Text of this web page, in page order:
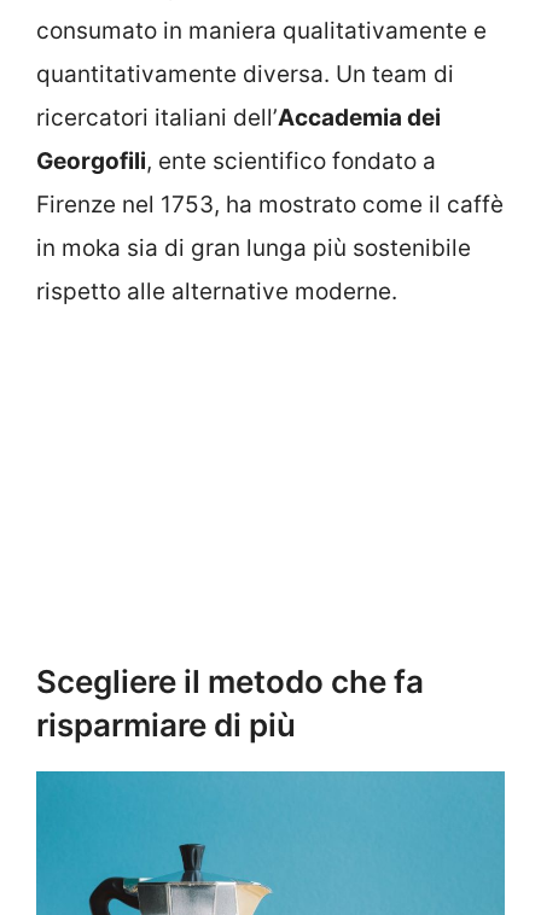
consumato in maniera qualitativamente e
quantitativamente diversa. Un team di
ricercatori italiani dell’Accademia dei
Georgofili, ente scientifico fondato a
Firenze nel 1753, ha mostrato come il caffè
in moka sia di gran lunga più sostenibile
rispetto alle alternative moderne.
Scegliere il metodo che fa
risparmiare di più